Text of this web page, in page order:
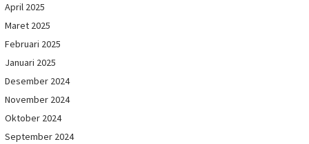
April 2025
Maret 2025
Februari 2025
Januari 2025
Desember 2024
November 2024
Oktober 2024
September 2024